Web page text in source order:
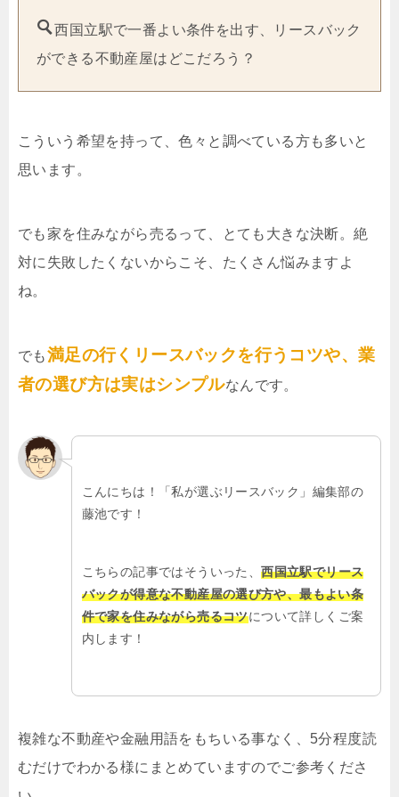
西国立駅で一番よい条件を出す、リースバック
ができる不動産屋はどこだろう？
こういう希望を持って、色々と調べている方も多いと
思います。
でも家を住みながら売るって、とても大きな決断。絶
対に失敗したくないからこそ、たくさん悩みますよ
ね。
でも満足の行くリースバックを行うコツや、業
者の選び方は実はシンプルなんです。
こんにちは！「私が選ぶリースバック」編集部の
藤池です！
こちらの記事ではそういった、西国立駅でリース
バックが得意な不動産屋の選び方や、最もよい条
件で家を住みながら売るコツについて詳しくご案
内します！
複雑な不動産や金融用語をもちいる事なく、5分程度読
むだけでわかる様にまとめていますのでご参考くださ